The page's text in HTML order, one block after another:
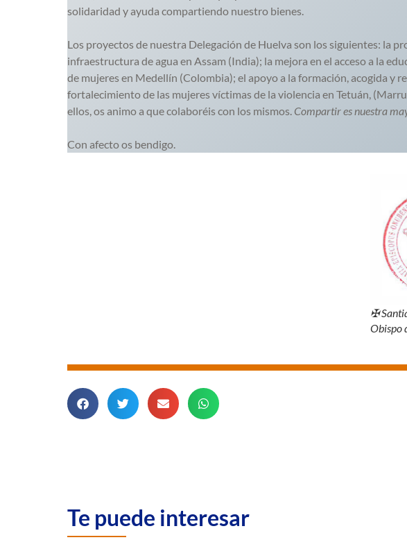
solidaridad y ayuda compartiendo nuestro bienes.
Los proyectos de nuestra Delegación de Huelva son los siguientes: la
infraestructura de agua en Assam (India); la mejora en el acceso a la
de mujeres en Medellín (Colombia); el apoyo a la formación, acogida y
fortalecimiento de las mujeres víctimas de la violencia en Tetuán,
ellos, os animo a que colaboréis con los mismos. Compartir es nuestra
Con afecto os bendigo.
✠
Obispo
Te puede interesar